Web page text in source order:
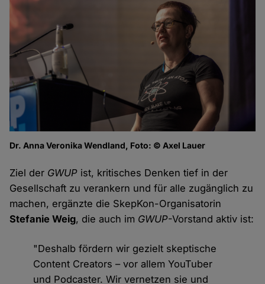
Dr. Anna Veronika Wendland, Foto: © Axel Lauer
Ziel der GWUP ist, kritisches Denken tief in der
Gesellschaft zu verankern und für alle zugänglich zu
machen, ergänzte die SkepKon-Organisatorin
Stefanie Weig, die auch im GWUP-Vorstand aktiv ist:
"Deshalb fördern wir gezielt skeptische
Content Creators – vor allem YouTuber
und Podcaster. Wir vernetzen sie und